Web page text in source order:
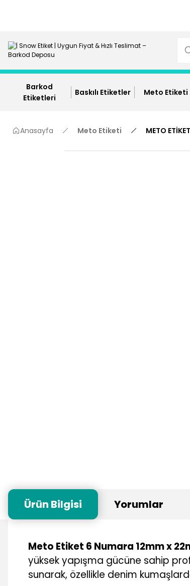
Barkod
Etiketleri
Baskılı Etiketler Meto Etiketi
Anasayfa Meto Etiketi METO
Ürün Bilgisi Yorumlar
Meto Etiket 6 Numara 12mm x
yüksek yapışma gücüne sahip
sunarak, özellikle denim